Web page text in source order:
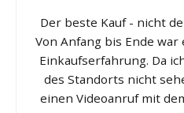
Der beste Kauf - nicht
Von Anfang bis Ende
Einkaufserfahrung. Da
des Standorts nicht
einen Videoanruf mit